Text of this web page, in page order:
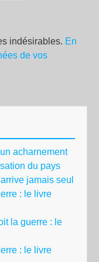
indésirables. En
de vos
acharnement
du pays
jamais seul
: le livre
la guerre : le
: le livre